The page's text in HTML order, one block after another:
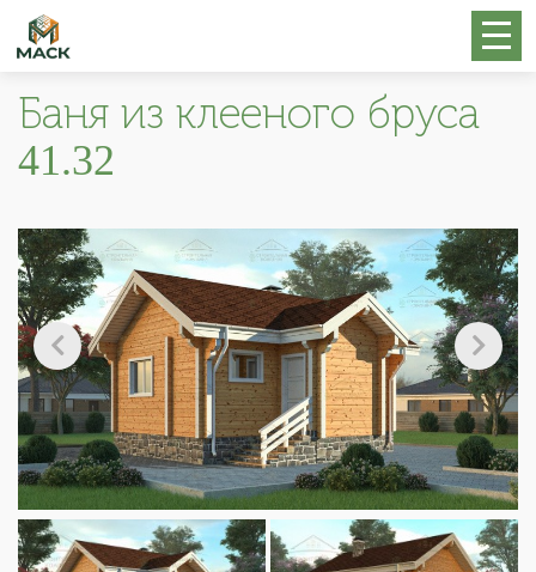
Баня из клееного бруса
41.32